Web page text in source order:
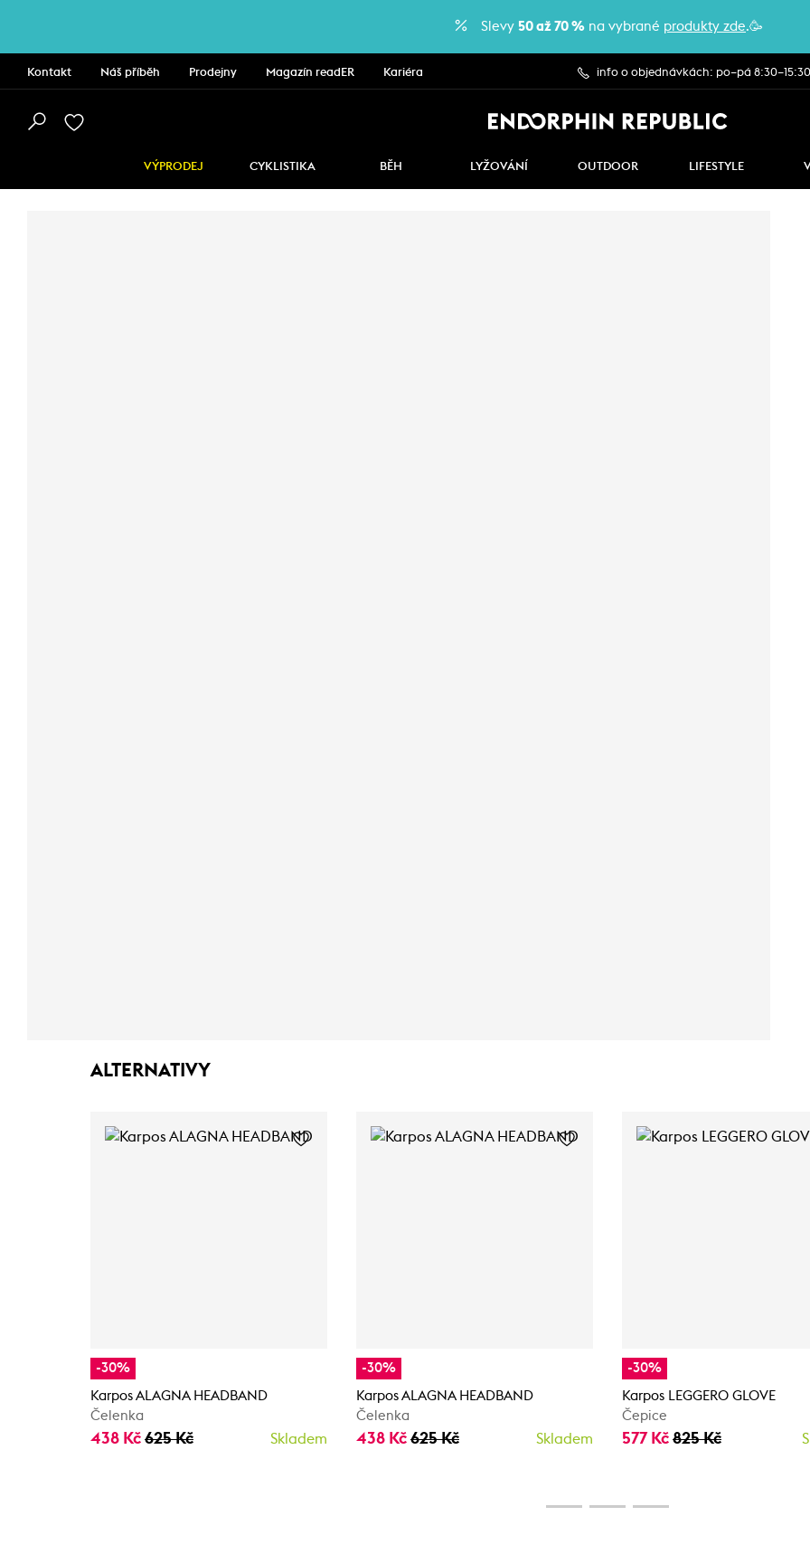
Slevy 50 až 70 % na vybrané produkty zde.🥳
Kontakt Náš příběh Prodejny Magazín readER Kariéra info o objednávkách: po–pá 8:30–15:30
VÝPRODEJ CYKLISTIKA BĚH LYŽOVÁNÍ OUTDOOR LIFESTYLE
ALTERNATIVY
-30%
Karpos ALAGNA HEADBAND
Čelenka
438 Kč 625 Kč Skladem
-30%
Karpos ALAGNA HEADBAND
Čelenka
438 Kč 625 Kč Skladem
-30%
Karpos LEGGERO GLOVE
Čepice
577 Kč 825 Kč